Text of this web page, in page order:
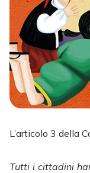
L’articolo 3 della
Tutti i cittadini